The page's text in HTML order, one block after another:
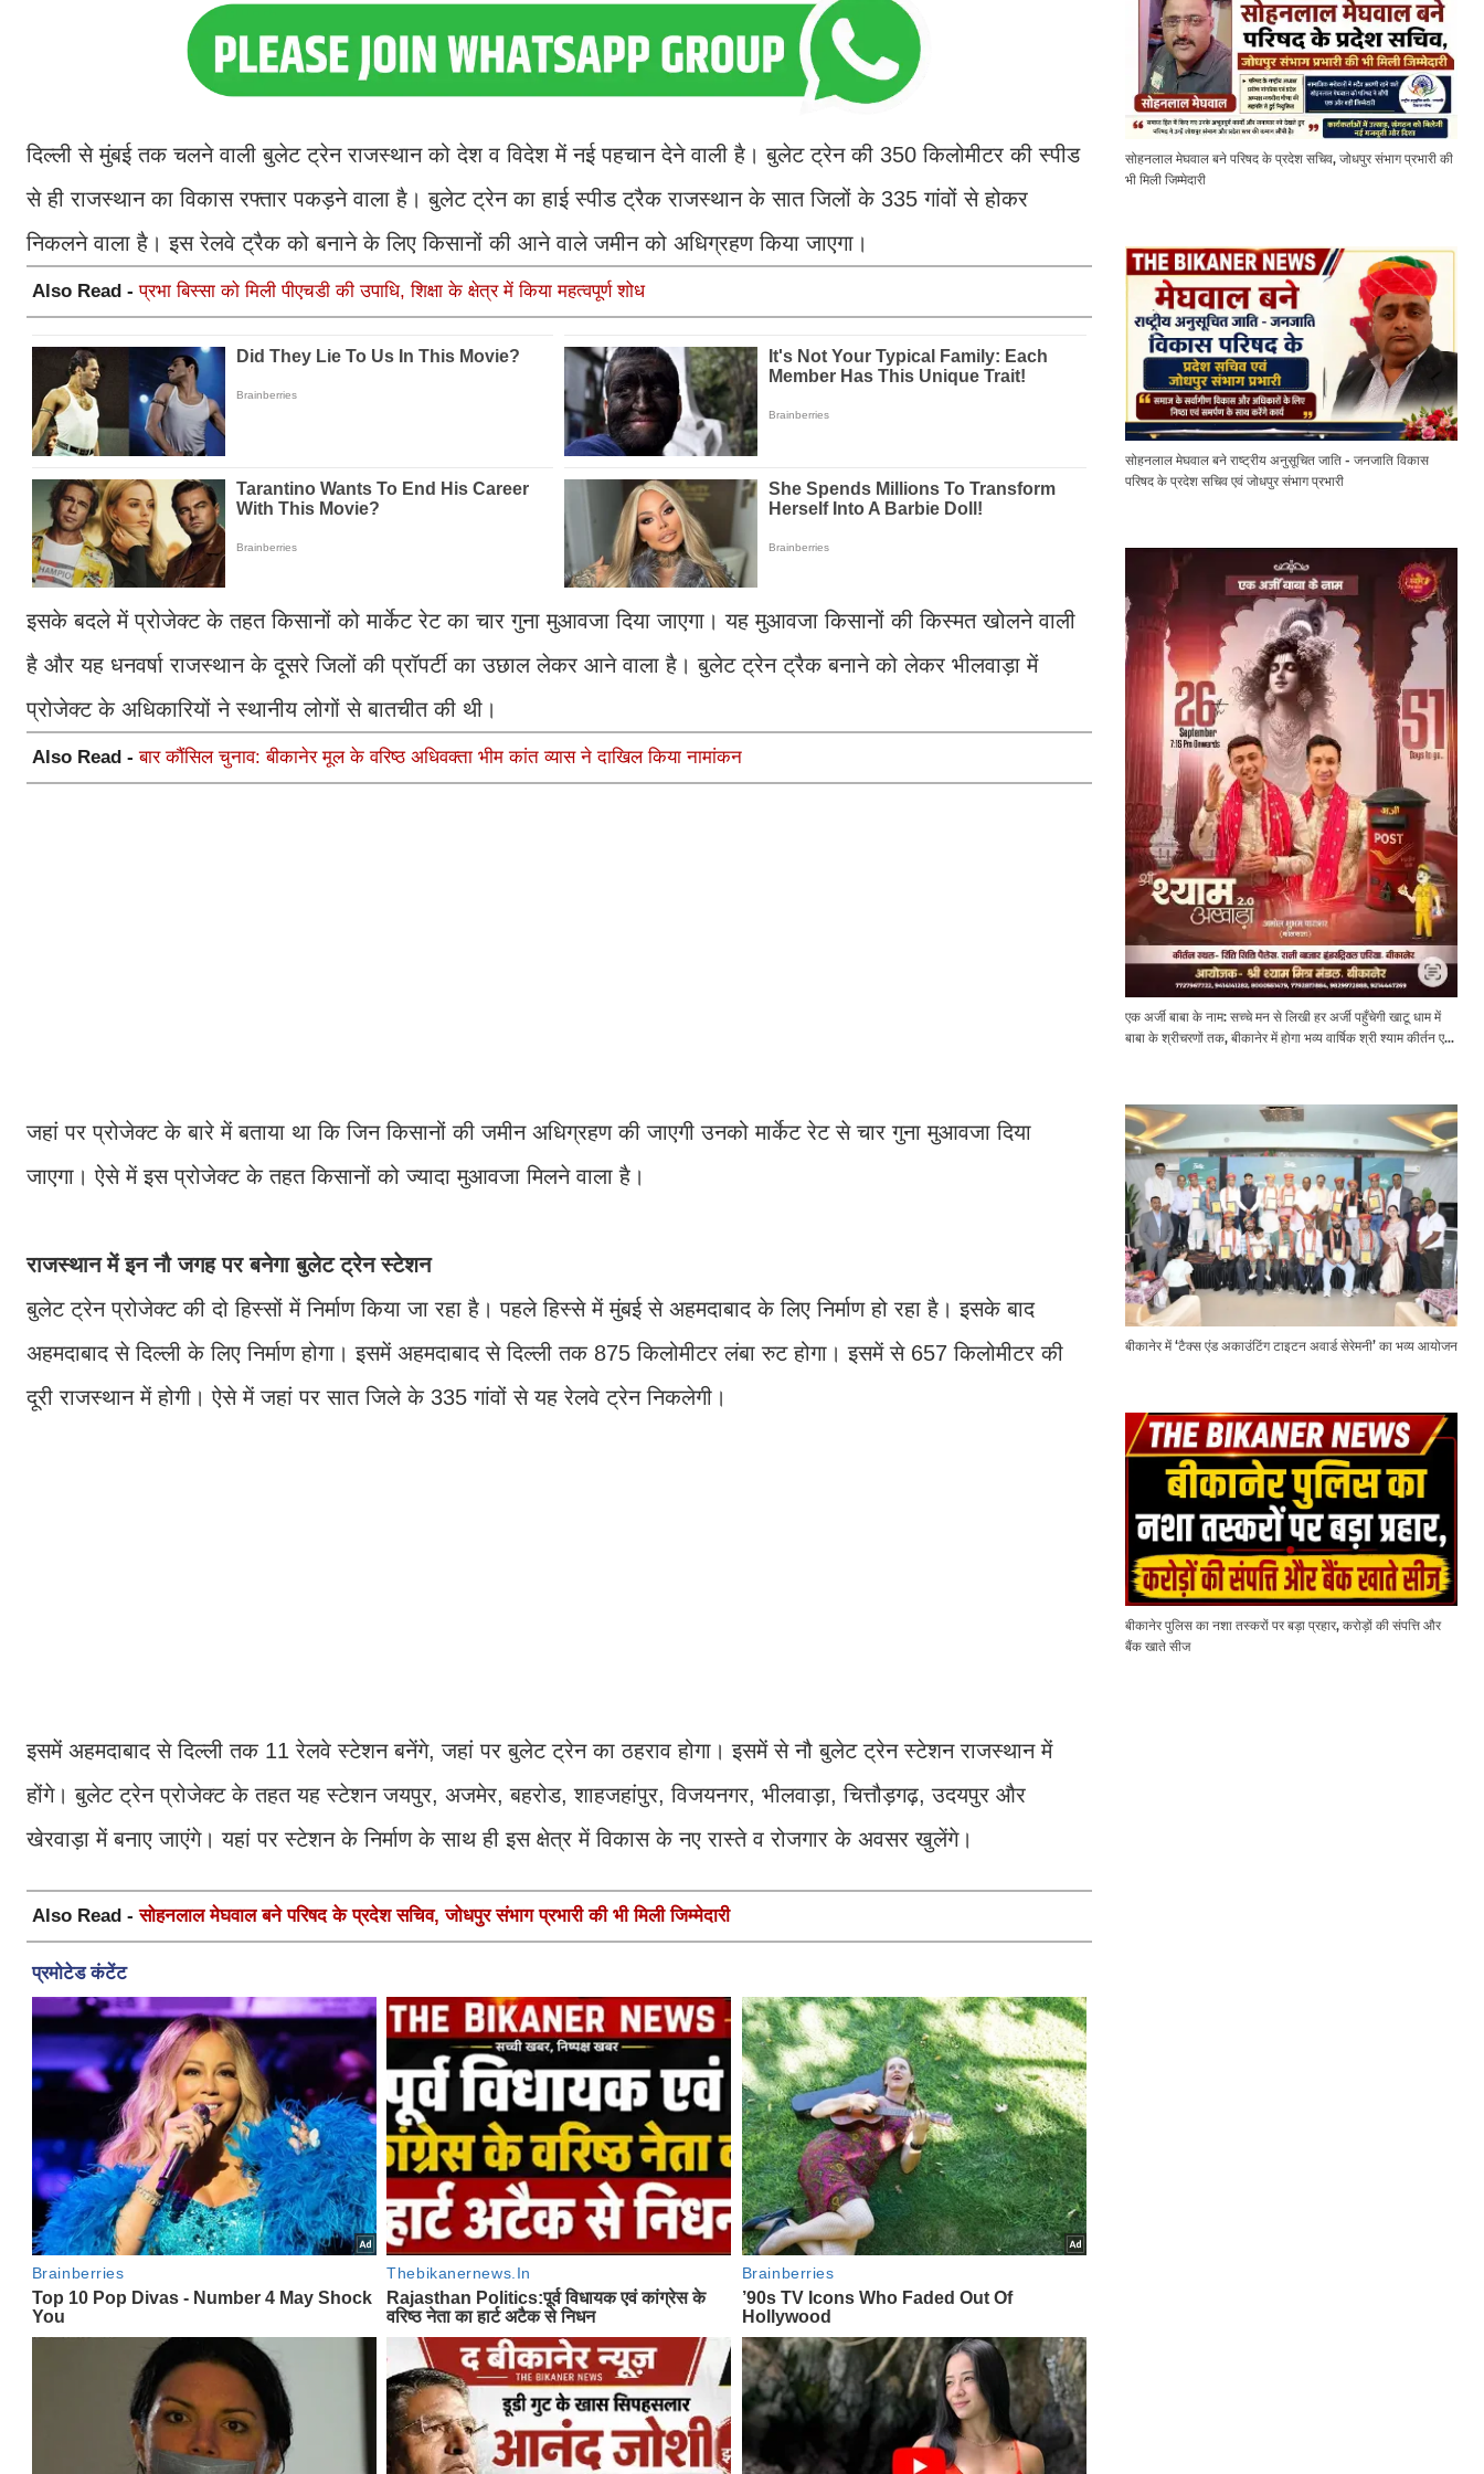
दिल्ली से मुंबई तक चलने वाली बुलेट ट्रेन राजस्थान को देश व विदेश में नई पहचान देने वाली है। बुलेट ट्रेन की 350 किलोमीटर की स्पीड
से ही राजस्थान का विकास रफ्तार पकड़ने वाला है। बुलेट ट्रेन का हाई स्पीड ट्रैक राजस्थान के सात जिलों के 335 गांवों से होकर
निकलने वाला है। इस रेलवे ट्रैक को बनाने के लिए किसानों की आने वाले जमीन को अधिग्रहण किया जाएगा।
Also Read -प्रभा बिस्सा को मिली पीएचडी की उपाधि, शिक्षा के क्षेत्र में किया महत्वपूर्ण शोध
इसके बदले में प्रोजेक्ट के तहत किसानों को मार्केट रेट का चार गुना मुआवजा दिया जाएगा। यह मुआवजा किसानों की किस्मत खोलने वाली
है और यह धनवर्षा राजस्थान के दूसरे जिलों की प्रॉपर्टी का उछाल लेकर आने वाला है। बुलेट ट्रेन ट्रैक बनाने को लेकर भीलवाड़ा में
प्रोजेक्ट के अधिकारियों ने स्थानीय लोगों से बातचीत की थी।
Also Read -बार कौंसिल चुनाव: बीकानेर मूल के वरिष्ठ अधिवक्ता भीम कांत व्यास ने दाखिल किया नामांकन
जहां पर प्रोजेक्ट के बारे में बताया था कि जिन किसानों की जमीन अधिग्रहण की जाएगी उनको मार्केट रेट से चार गुना मुआवजा दिया
जाएगा। ऐसे में इस प्रोजेक्ट के तहत किसानों को ज्यादा मुआवजा मिलने वाला है।
राजस्थान में इन नौ जगह पर बनेगा बुलेट ट्रेन स्टेशन
बुलेट ट्रेन प्रोजेक्ट की दो हिस्सों में निर्माण किया जा रहा है। पहले हिस्से में मुंबई से अहमदाबाद के लिए निर्माण हो रहा है। इसके बाद
अहमदाबाद से दिल्ली के लिए निर्माण होगा। इसमें अहमदाबाद से दिल्ली तक 875​ किलोमीटर लंबा रुट होगा। इसमें से 657 किलोमीटर की
दूरी राजस्थान में होगी। ऐसे में जहां पर सात जिले के 335 गांवों से यह रेलवे ट्रेन निकलेगी।
इसमें अहमदाबाद से दिल्ली तक 11 रेलवे स्टेशन बनेंगे, जहां पर बुलेट ट्रेन का ठहराव होगा। इसमें से नौ बुलेट ट्रेन स्टेशन राजस्थान में
होंगे। बुलेट ट्रेन प्रोजेक्ट के तहत यह स्टेशन जयपुर, अजमेर, बहरोड, शाहजहांपुर, विजयनगर, भीलवाड़ा, चित्तौड़गढ़, उदयपुर और
खेरवाड़ा में बनाए जाएंगे। यहां पर स्टेशन के निर्माण के साथ ही इस क्षेत्र में विकास के नए रास्ते व रोजगार के अवसर खुलेंगे।
Also Read -सोहनलाल मेघवाल बने परिषद के प्रदेश सचिव, जोधपुर संभाग प्रभारी की भी मिली जिम्मेदारी
सोहनलाल मेघवाल बने परिषद के प्रदेश सचिव, जोधपुर संभाग प्रभारी की
भी मिली जिम्मेदारी
सोहनलाल मेघवाल बने राष्ट्रीय अनुसूचित जाति - जनजाति विकास
परिषद के प्रदेश सचिव एवं जोधपुर संभाग प्रभारी
एक अर्जी बाबा के नाम: सच्चे मन से लिखी हर अर्जी पहुँचेगी खाटू धाम में
बाबा के श्रीचरणों तक, बीकानेर में होगा भव्य वार्षिक श्री श्याम कीर्तन एवं
बीकानेर में ‘टैक्स एंड अकाउंटिंग टाइटन अवार्ड सेरेमनी’ का भव्य आयोजन
बीकानेर पुलिस का नशा तस्करों पर बड़ा प्रहार, करोड़ों की संपत्ति और
बैंक खाते सीज